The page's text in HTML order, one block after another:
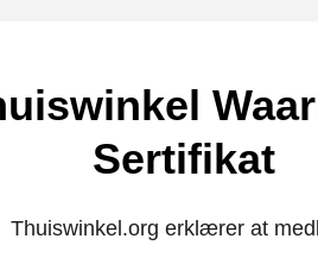
Sertifikat
Thuiswinkel.org erklærer at